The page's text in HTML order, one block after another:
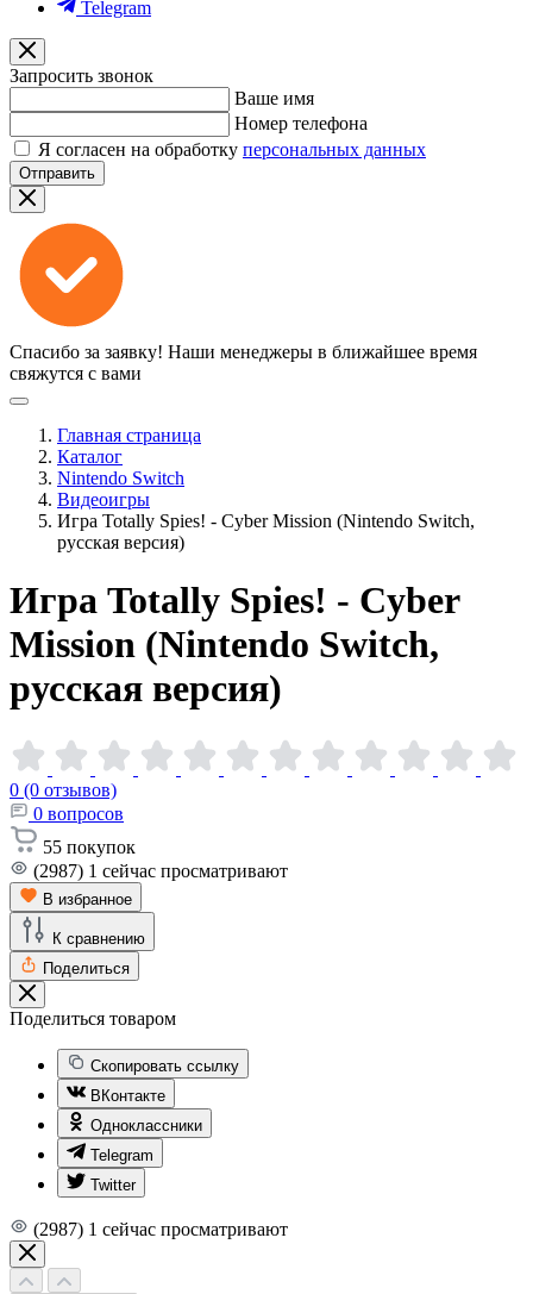
Telegram
Запросить звонок
Ваше имя
Номер телефона
Я согласен на обработку персональных данных
Отправить
Спасибо за заявку! Наши менеджеры в ближайшее время
свяжутся с вами
Главная страница
Каталог
Nintendo Switch
Видеоигры
Игра Totally Spies! - Cyber Mission (Nintendo Switch,
русская версия)
Игра Totally Spies! - Cyber
Mission (Nintendo Switch,
русская версия)
0 (0 отзывов)
0 вопросов
55 покупок
(2987) 1 сейчас просматривают
В избранное
К сравнению
Поделиться
Поделиться товаром
Скопировать ссылку
ВКонтакте
Одноклассники
Telegram
Twitter
(2987) 1 сейчас просматривают